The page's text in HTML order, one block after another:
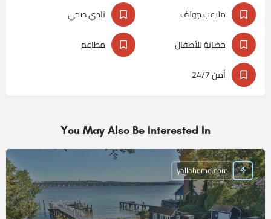
ملاعب جولف
نادي صحي
حضانة للأطفال
مطاعم
أمن 24/7
You May Also Be Interested In
yallahome.com